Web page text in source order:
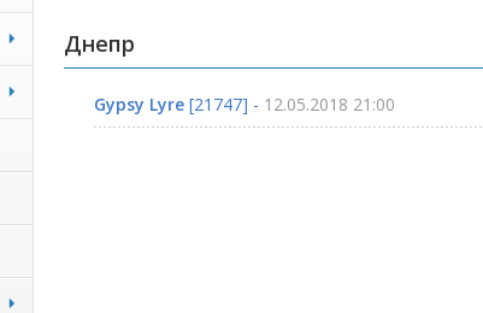
Днепр
Gypsy Lyre [21747] - 12.05.2018 21:00